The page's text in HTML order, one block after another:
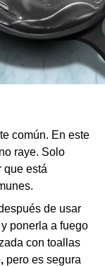
común. En este
raye. Solo
que está
de usar
ponerla a fuego
con toallas
, pero es segura